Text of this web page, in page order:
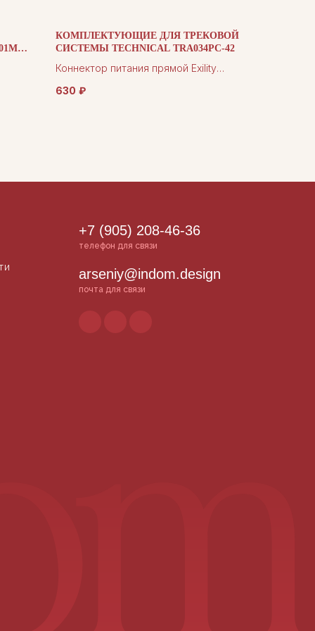
КОМПЛЕКТУЮЩИЕ ДЛЯ ТРЕКОВОЙ
СИСТЕМЫ TECHNICAL TRA034PC-42
Коннектор питания прямой Exility
630 ₽
+7 (905) 208-46-36
телефон для связи
arseniy@indom.design
почта для связи